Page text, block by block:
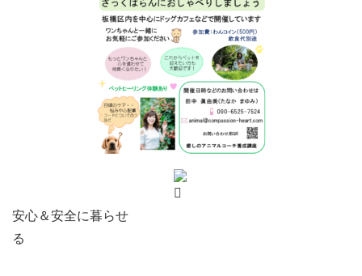
安心＆安全に暮らせ
る